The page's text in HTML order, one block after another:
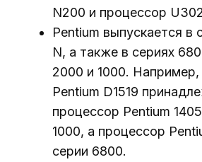
N200 и процессор
Pentium выпускается в
N, а также в сериях
2000 и 1000.
Pentium D1519
процессор Pentium
1000, а процессор
серии 6800.